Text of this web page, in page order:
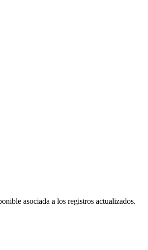
asociada a los registros actualizados.